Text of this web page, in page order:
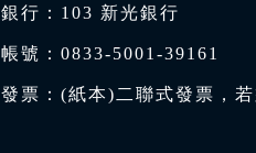
銀行：103 新光銀行
帳號：0833-5001-39161
發票：(紙本)二聯式發票，